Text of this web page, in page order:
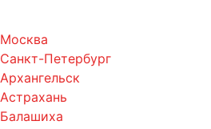
Москва
Санкт-Петербург
Архангельск
Астрахань
Балашиха